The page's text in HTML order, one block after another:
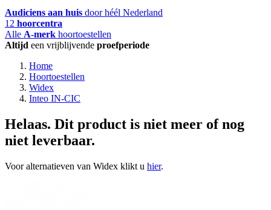
Audiciens aan huis door héél Nederland
12 hoorcentra
Alle A-merk hoortoestellen
Altijd een vrijblijvende proefperiode
Home
Hoortoestellen
Widex
Inteo IN-CIC
Helaas. Dit product is niet meer of nog
niet leverbaar.
Voor alternatieven van Widex klikt u hier.